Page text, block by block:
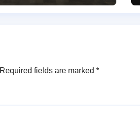
ఏర్పాటు
Required fields are marked *